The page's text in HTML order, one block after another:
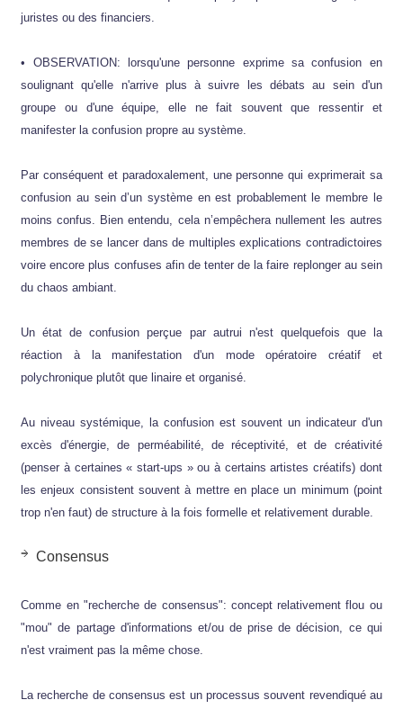
juristes ou des financiers.
• OBSERVATION: lorsqu'une personne exprime sa confusion en
soulignant qu'elle n'arrive plus à suivre les débats au sein d'un
groupe ou d'une équipe, elle ne fait souvent que ressentir et
manifester la confusion propre au système.
Par conséquent et paradoxalement, une personne qui exprimerait sa
confusion au sein d’un système en est probablement le membre le
moins confus. Bien entendu, cela n’empêchera nullement les autres
membres de se lancer dans de multiples explications contradictoires
voire encore plus confuses afin de tenter de la faire replonger au sein
du chaos ambiant.
Un état de confusion perçue par autrui n'est quelquefois que la
réaction à la manifestation d'un mode opératoire créatif et
polychronique plutôt que linaire et organisé.
Au niveau systémique, la confusion est souvent un indicateur d'un
excès d'énergie, de perméabilité, de réceptivité, et de créativité
(penser à certaines « start-ups » ou à certains artistes créatifs) dont
les enjeux consistent souvent à mettre en place un minimum (point
trop n'en faut) de structure à la fois formelle et relativement durable.
Consensus
Comme en "recherche de consensus": concept relativement flou ou
"mou" de partage d'informations et/ou de prise de décision, ce qui
n'est vraiment pas la même chose.
La recherche de consensus est un processus souvent revendiqué au